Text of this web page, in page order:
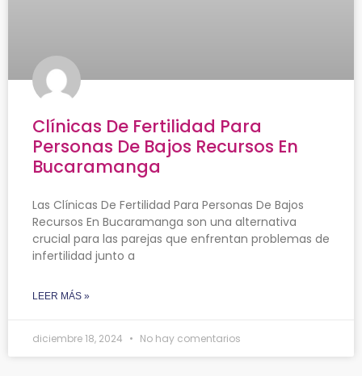
Clínicas De Fertilidad Para
Personas De Bajos Recursos En
Bucaramanga
Las Clínicas De Fertilidad Para Personas De Bajos
Recursos En Bucaramanga son una alternativa
crucial para las parejas que enfrentan problemas de
infertilidad junto a
LEER MÁS »
diciembre 18, 2024 No hay comentarios